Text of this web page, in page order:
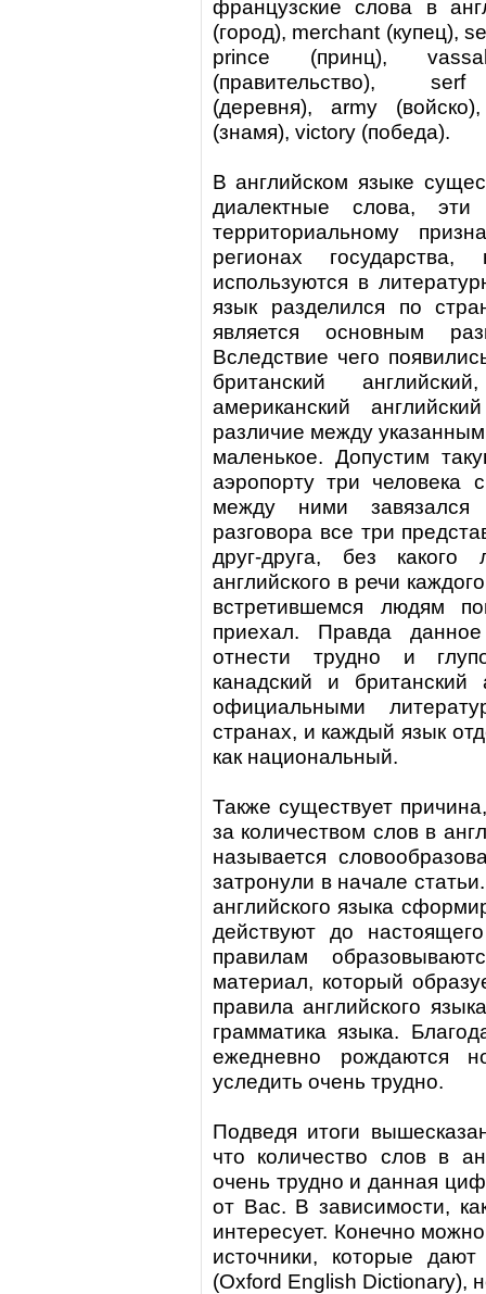
французские слова в
(город), merchant (купец),
prince (принц),
(правительство),serf
(деревня), army(войско),
(знамя), victory(победа).
В английском языке
диалектные слова,
территориальному
регионах
используются в
язык разделился по
является основным
Вследствие чего
британский
американский
различие между
маленькое. Допустим
аэропорту три
между ними
разговора все три
друг-друга, без
английского в речи
встретившемся людям
приехал. Правда
отнести трудно и
канадский и британский
официальными
странах, и каждый язык
как национальный.
Также существует
за количеством слов в
называется
затронули в начале
английского языка
действуют до
правилам
материал, который
правила английского
грамматика языка.
ежедневно рождаются
уследить очень трудно.
Подведя итоги
что количество слов в
очень трудно и данная
от Вас. В зависимости,
интересует. Конечно
источники, которые
(Oxford English Dictionary),